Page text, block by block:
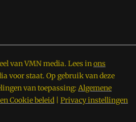
van VMN media. Lees inons
voor staat. Op gebruik van deze
van toepassing: Algemene
Cookie beleid Privacy instellingen